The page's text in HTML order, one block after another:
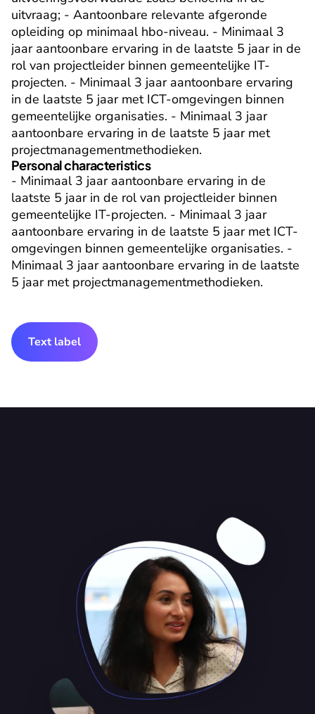
uitvraag; - Aantoonbare relevante afgeronde
opleiding op minimaal hbo-niveau. - Minimaal 3
jaar aantoonbare ervaring in de laatste 5 jaar in de
rol van projectleider binnen gemeentelijke IT-
projecten. - Minimaal 3 jaar aantoonbare ervaring
in de laatste 5 jaar met ICT-omgevingen binnen
gemeentelijke organisaties. - Minimaal 3 jaar
aantoonbare ervaring in de laatste 5 jaar met
projectmanagementmethodieken.
Personal characteristics
- Minimaal 3 jaar aantoonbare ervaring in de
laatste 5 jaar in de rol van projectleider binnen
gemeentelijke IT-projecten. - Minimaal 3 jaar
aantoonbare ervaring in de laatste 5 jaar met ICT-
omgevingen binnen gemeentelijke organisaties. -
Minimaal 3 jaar aantoonbare ervaring in de laatste
5 jaar met projectmanagementmethodieken.
Text label